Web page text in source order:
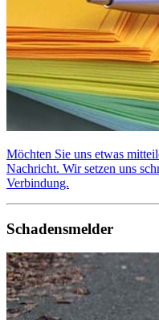
Möchten Sie uns etwas
Nachricht. Wir setzen uns
Verbindung.
Schadensmelder